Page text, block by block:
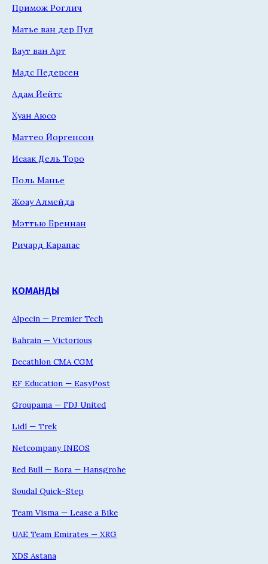
Примож Роглич
Матье ван дер Пул
Ваут ван Арт
Мадс Педерсен
Адам Йейтс
Хуан Аюсо
Маттео Йоргенсон
Исаак Дель Торо
Поль Манье
Жоау Алмейда
Мэттью Бреннан
Ричард Карапас
КОМАНДЫ
Alpecin — Premier Tech
Bahrain — Victorious
Decathlon CMA CGM
EF Education — EasyPost
Groupama — FDJ United
Lidl — Trek
Netcompany INEOS
Red Bull — Bora — Hansgrohe
Soudal Quick-Step
Team Visma — Lease a Bike
UAE Team Emirates — XRG
XDS Astana